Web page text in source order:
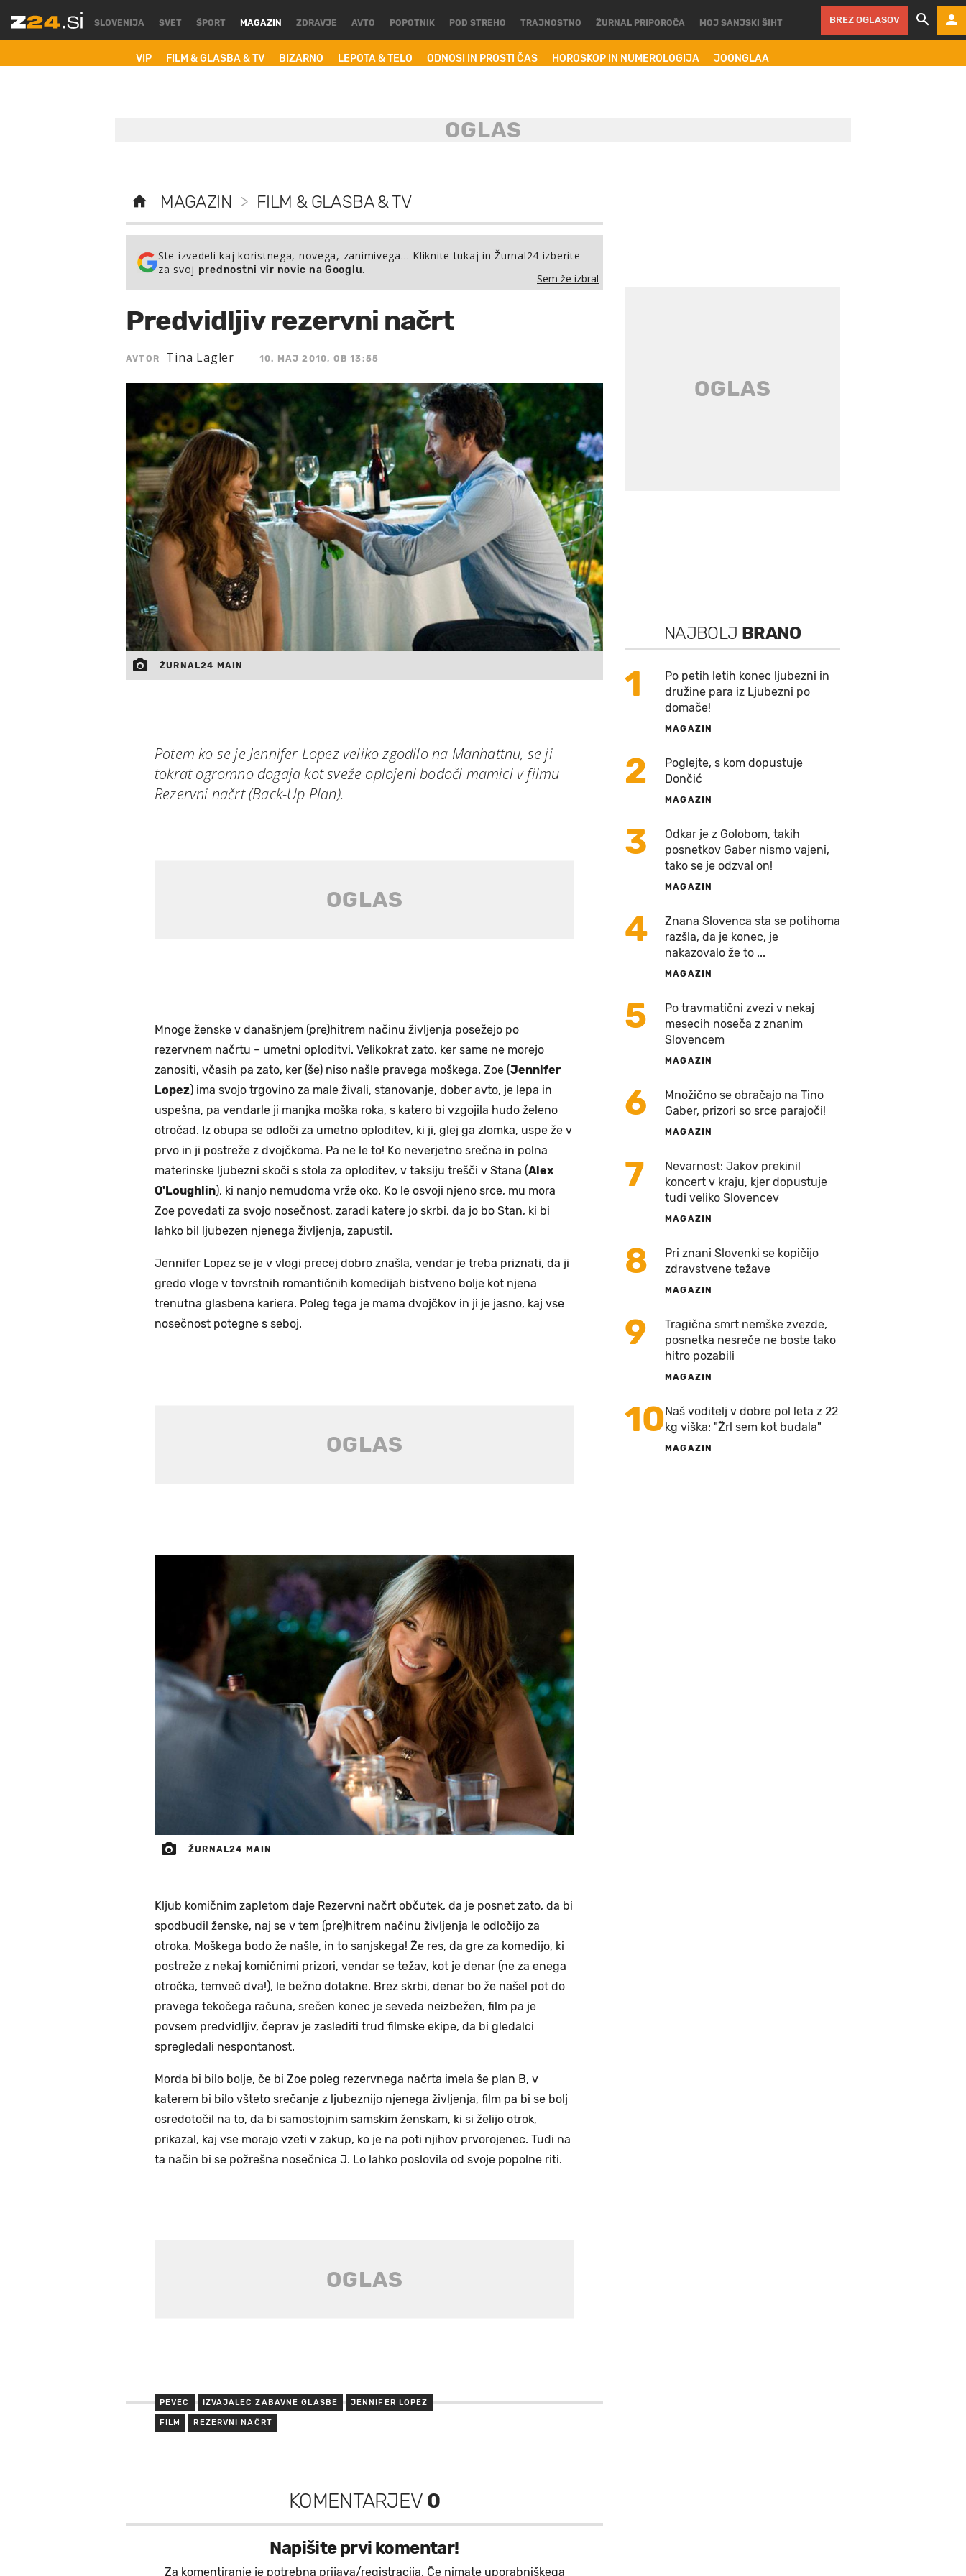
SLOVENIJA SVET ŠPORT MAGAZIN
VIP FILM & GLASBA & TV BIZARNO LEPOTA & TELO ODNOSI IN PROSTI ČAS HOROSKOP IN NUMEROLOGIJA JOONGLAA
ZDRAVJE AVTO POPOTNIK POD STREHO TRAJNOSTNO ŽURNAL PRIPOROČA MOJ SANJSKI ŠIHT BREZ OGLASOV
MAGAZIN > FILM & GLASBA & TV
Ste izvedeli kaj koristnega, novega, zanimivega… Kliknite tukaj in Žurnal24 izberite
za svoj prednostni vir novic na Googlu.
Sem že izbral
Predvidljiv rezervni načrt
AVTOR Tina Lagler 10. MAJ 2010, OB 13:55
ŽURNAL24 MAIN
Potem ko se je Jennifer Lopez veliko zgodilo na Manhattnu, se ji
tokrat ogromno dogaja kot sveže oplojeni bodoči mamici v filmu
Rezervni načrt (Back-Up Plan).
Mnoge ženske v današnjem (pre)hitrem načinu življenja posežejo po
rezervnem načrtu – umetni oploditvi. Velikokrat zato, ker same ne morejo
zanositi, včasih pa zato, ker (še) niso našle pravega moškega. Zoe (Jennifer
Lopez) ima svojo trgovino za male živali, stanovanje, dober avto, je lepa in
uspešna, pa vendarle ji manjka moška roka, s katero bi vzgojila hudo želeno
otročad. Iz obupa se odloči za umetno oploditev, ki ji, glej ga zlomka, uspe že v
prvo in ji postreže z dvojčkoma. Pa ne le to! Ko neverjetno srečna in polna
materinske ljubezni skoči s stola za oploditev, v taksiju trešči v Stana (Alex
O'Loughlin), ki nanjo nemudoma vrže oko. Ko le osvoji njeno srce, mu mora
Zoe povedati za svojo nosečnost, zaradi katere jo skrbi, da jo bo Stan, ki bi
lahko bil ljubezen njenega življenja, zapustil.
Jennifer Lopez se je v vlogi precej dobro znašla, vendar je treba priznati, da ji
gredo vloge v tovrstnih romantičnih komedijah bistveno bolje kot njena
trenutna glasbena kariera. Poleg tega je mama dvojčkov in ji je jasno, kaj vse
nosečnost potegne s seboj.
ŽURNAL24 MAIN
Kljub komičnim zapletom daje Rezervni načrt občutek, da je posnet zato, da bi
spodbudil ženske, naj se v tem (pre)hitrem načinu življenja le odločijo za
otroka. Moškega bodo že našle, in to sanjskega! Že res, da gre za komedijo, ki
postreže z nekaj komičnimi prizori, vendar se težav, kot je denar (ne za enega
otročka, temveč dva!), le bežno dotakne. Brez skrbi, denar bo že našel pot do
pravega tekočega računa, srečen konec je seveda neizbežen, film pa je
povsem predvidljiv, čeprav je zaslediti trud filmske ekipe, da bi gledalci
spregledali nespontanost.
Morda bi bilo bolje, če bi Zoe poleg rezervnega načrta imela še plan B, v
katerem bi bilo všteto srečanje z ljubeznijo njenega življenja, film pa bi se bolj
osredotočil na to, da bi samostojnim samskim ženskam, ki si želijo otrok,
prikazal, kaj vse morajo vzeti v zakup, ko je na poti njihov prvorojenec. Tudi na
ta način bi se požrešna nosečnica J. Lo lahko poslovila od svoje popolne riti.
PEVEC IZVAJALEC ZABAVNE GLASBE JENNIFER LOPEZ
FILM REZERVNI NAČRT
KOMENTARJEV 0
Napišite prvi komentar!
Za komentiranje je potrebna prijava/registracija. Če nimate uporabniškega
NAJBOLJ BRANO
1
Po petih letih konec ljubezni in
družine para iz Ljubezni po
domače!
MAGAZIN
2
Poglejte, s kom dopustuje
Dončić
MAGAZIN
3
Odkar je z Golobom, takih
posnetkov Gaber nismo vajeni,
tako se je odzval on!
MAGAZIN
4
Znana Slovenca sta se potihoma
razšla, da je konec, je
nakazovalo že to ...
MAGAZIN
5
Po travmatični zvezi v nekaj
mesecih noseča z znanim
Slovencem
MAGAZIN
6
Množično se obračajo na Tino
Gaber, prizori so srce parajoči!
MAGAZIN
7
Nevarnost: Jakov prekinil
koncert v kraju, kjer dopustuje
tudi veliko Slovencev
MAGAZIN
8
Pri znani Slovenki se kopičijo
zdravstvene težave
MAGAZIN
9
Tragična smrt nemške zvezde,
posnetka nesreče ne boste tako
hitro pozabili
MAGAZIN
10Naš voditelj v dobre pol leta z 22
kg viška: "Žrl sem kot budala"
MAGAZIN